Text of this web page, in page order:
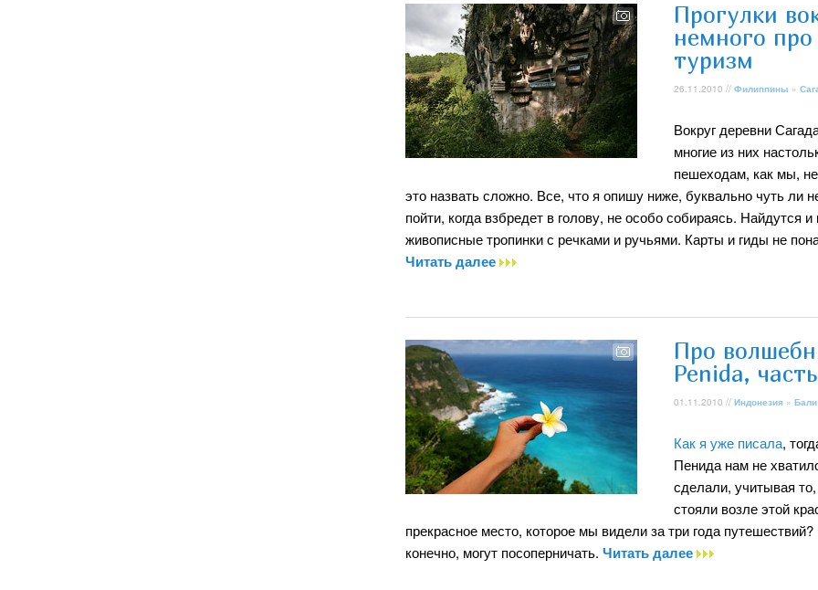
Прогулки
немного
туризм
26.11.2010 // Филиппины »
Вокруг деревни
многие из них
пешеходам, как мы, не
это назвать сложно. Все, что я опишу ниже, буквально чуть ли
пойти, когда взбредет в голову, не особо собираясь.
живописные тропинки с речками и ручьями. Карты и гиды не
Читать далее
Про
Penida,
01.11.2010 // Индонезия » Бали
Как я уже писала,
Пенида нам не
сделали, учитывая
стояли возле этой
прекрасное место, которое мы видели за три года
конечно, могут посоперничать. Читать далее